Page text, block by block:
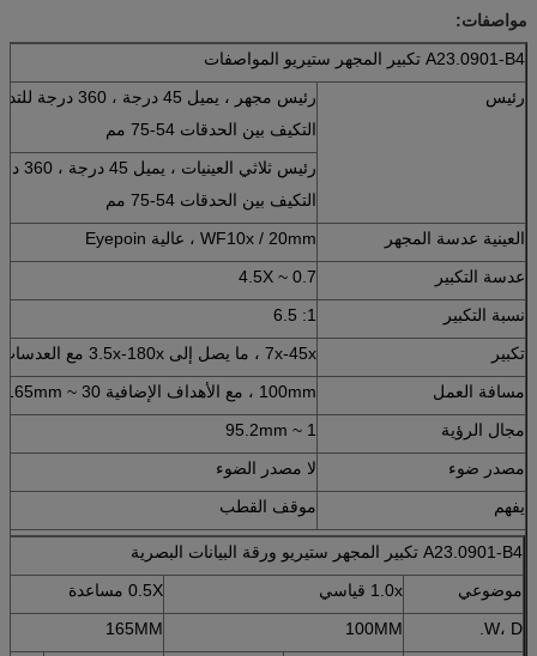
مواصفات:
A23.0901-B4 تكبير المجهر ستيريو المواصفات
رئيس
رئيس مجهر ، يميل 45 درجة ، 360 درجة للتدوير ، opter 5 الديوبتر قابل للتعديل ،
التكيف بين الحدقات 54-75 مم
رئيس ثلاثي العينيات ، يميل 45 درجة ، 360 درجة للتدوير ، opter 5 الديوبتر قابل للتعديل ،
التكيف بين الحدقات 54-75 مم
العينية عدسة المجهر
WF10x / 20mm ، عالية Eyepoin
عدسة التكبير
0.7 ~ 4.5X
نسبة التكبير
1: 6.5
تكبير
7x-45x ، ما يصل إلى 3.5x-180x مع العدسات الاختيارية والأهداف الإضافية
مسافة العمل
100mm ، مع الأهداف الإضافية 30 ~ 165mm
مجال الرؤية
1 ~ 95.2mm
مصدر ضوء
لا مصدر الضوء
يفهم
موقف القطب
A23.0901-B4 تكبير المجهر ستيريو ورقة البيانات البصرية
موضوعي
1.0x قياسي
0.5X مساعدة
W، D.
100MM
165MM